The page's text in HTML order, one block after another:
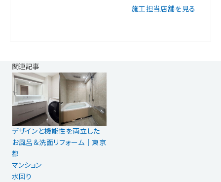
施工担当店舗を見る
関連記事
デザインと機能性を両立した
お風呂＆洗面リフォーム｜東京
都
マンション
水回り